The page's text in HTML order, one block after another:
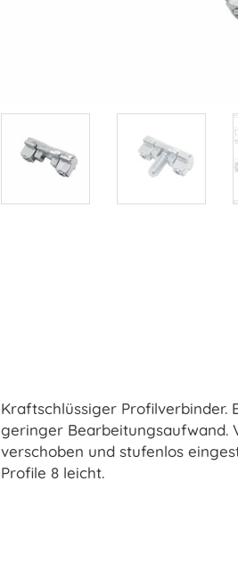
Kraftschlüssiger Profilverbinder.
geringer Bearbeitungsaufwand.
verschoben und stufenlos
Profile 8 leicht.